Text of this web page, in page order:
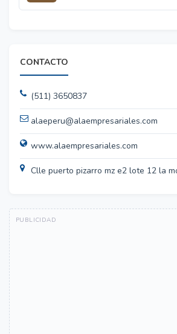
CONTACTO
(511) 3650837
alaeperu@alaempresariales.com
www.alaempresariales.com
Clle puerto pizarro mz e2 lote 12 la